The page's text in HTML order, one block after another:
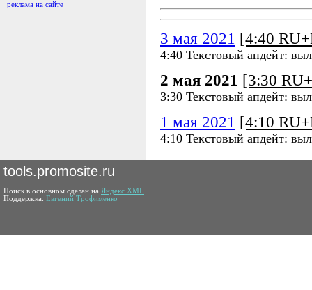
реклама на сайте
3 мая 2021 [4:40
4:40 Текстовый апдейт:
2 мая 2021 [3:30
3:30 Текстовый апдейт:
1 мая 2021 [4:10
4:10 Текстовый апдейт:
tools.promosite.ru
Поиск в основном сделан на Яндекс.XML
Поддержка: Евгений Трофименко